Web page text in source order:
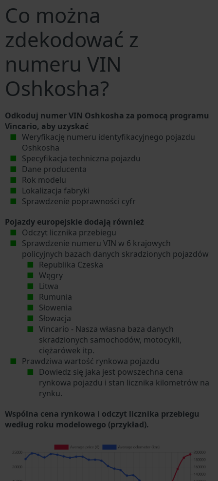
Co można
zdekodować z
numeru VIN
Oshkosha?
Odkoduj numer VIN Oshkosha za pomocą programu
Vincario, aby uzyskać
Weryfikację numeru identyfikacyjnego pojazdu
Oshkosha
Specyfikacja techniczna pojazdu
Dane producenta
Rok modelu
Lokalizacja fabryki
Sprawdzenie poprawności cyfr
Pojazdy europejskie dodają również
Odczyt licznika przebiegu
Sprawdzenie numeru VIN w 6 krajowych
policyjnych bazach danych skradzionych pojazdów
Republika Czeska
Węgry
Litwa
Rumunia
Słowenia
Słowacja
Vincario - Nasza własna baza danych
skradzionych samochodów, motocykli,
ciężarówek itp.
Prawdziwa wartość rynkowa pojazdu
Dowiedz się jaka jest powszechna cena
rynkowa pojazdu i stan licznika kilometrów na
rynku.
Wspólna cena rynkowa i odczyt licznika przebiegu
według roku modelowego (przykład).